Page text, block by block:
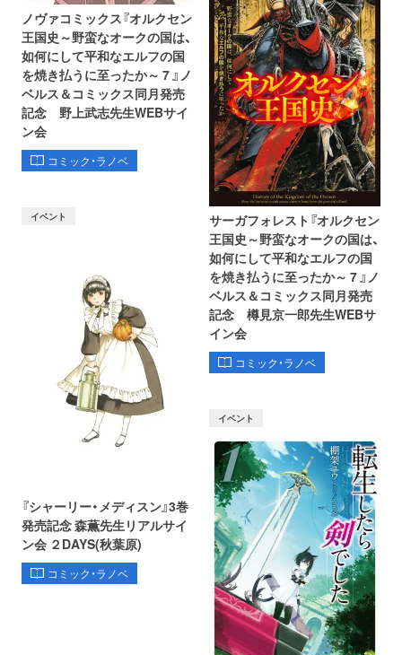
ノヴァコミックス『オルクセン
王国史～野蛮なオークの国は、
如何にして平和なエルフの国
を焼き払うに至ったか～ 7 』ノ
ベルス＆コミックス同月発売
記念 野上武志先生WEBサイ
ン会
コミック・ラノベ
サーガフォレスト『オルクセン
王国史～野蛮なオークの国は、
如何にして平和なエルフの国
を焼き払うに至ったか～ 7 』ノ
ベルス＆コミックス同月発売
記念 樽見京一郎先生WEBサ
イン会
コミック・ラノベ
イベント
『シャーリー・メディスン』3巻
発売記念 森薫先生リアルサイ
ン会 ２DAYS(秋葉原)
コミック・ラノベ
イベント